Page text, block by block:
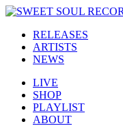
RELEASES
ARTISTS
NEWS
LIVE
SHOP
PLAYLIST
ABOUT